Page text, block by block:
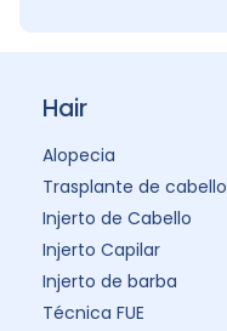
Hair
Alopecia
Trasplante de cabello
Injerto de Cabello
Injerto Capilar
Injerto de barba
Técnica FUE